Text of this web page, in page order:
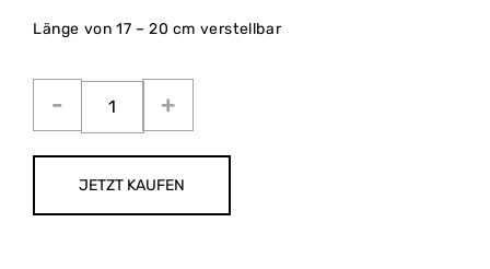
Länge von 17 – 20 cm verstellbar
JETZT KAUFEN